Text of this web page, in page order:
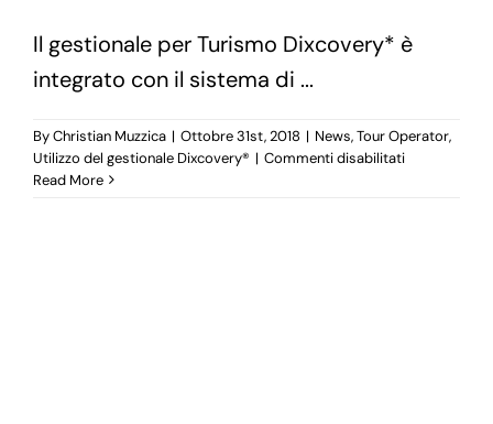
Il gestionale per Turismo Dixcovery* è
integrato con il sistema di ...
ByChristian Muzzica | Ottobre 31st, 2018 | News,Tour Operator,
Utilizzo del gestionale Dixcovery® | Commenti disabilitatisu
Read More